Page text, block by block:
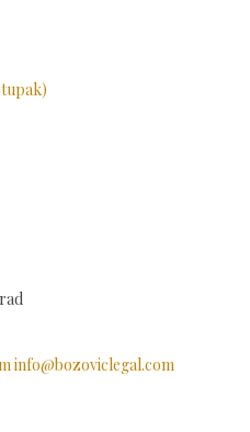
info@bozoviclegal.com